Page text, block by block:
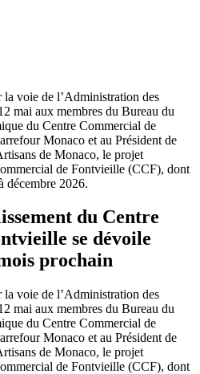
voie de l’Administration des
mai aux membres du Bureau du
du Centre Commercial de
Monaco et au Président de
de Monaco, le projet
de Fontvieille (CCF), dont
décembre 2026.
du Centre
se dévoile
prochain
voie de l’Administration des
mai aux membres du Bureau du
du Centre Commercial de
Monaco et au Président de
de Monaco, le projet
de Fontvieille (CCF), dont